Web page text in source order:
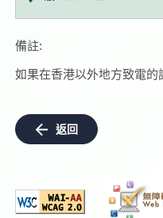
備註:
如果在香港以外地方致電的
返回